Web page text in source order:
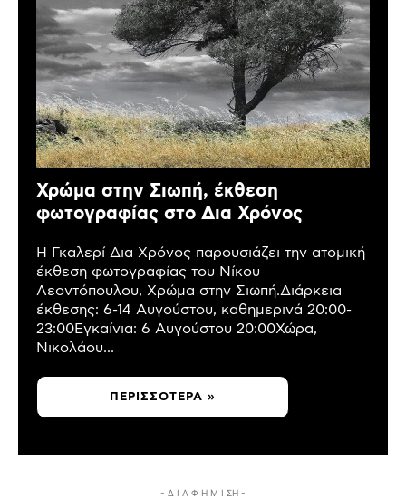
Χρώμα στην Σιωπή, έκθεση
φωτογραφίας στο Δια Χρόνος
Η Γκαλερί Δια Χρόνος παρουσιάζει την ατομική
έκθεση φωτογραφίας του Νίκου
Λεοντόπουλου, Χρώμα στην Σιωπή.Διάρκεια
έκθεσης: 6-14 Αυγούστου, καθημερινά 20:00-
23:00Εγκαίνια: 6 Αυγούστου 20:00Χώρα,
Νικολάου...
ΠΕΡΙΣΣΌΤΕΡΑ »
- Δ Ι Α Φ Η Μ Ι ΣΗ -